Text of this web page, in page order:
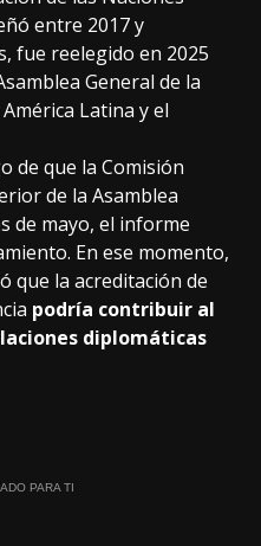
entre 2017 y
fue reelegido en 2025
General de la
Latina y el
de que la Comisión
de la Asamblea
de mayo, el informe
En ese momento,
que la acreditación de
podría contribuir al
diplomáticas
PARA TI